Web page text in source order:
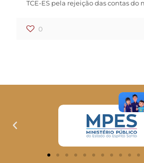
TCE-ES pela rejeição das contas do
0